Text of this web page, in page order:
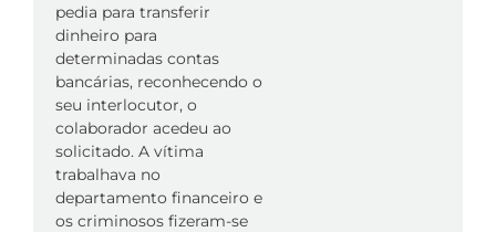
pedia para transferir
dinheiro para
determinadas contas
bancárias, reconhecendo o
seu interlocutor, o
colaborador acedeu ao
solicitado. A vítima
trabalhava no
departamento financeiro e
os criminosos fizeram-se